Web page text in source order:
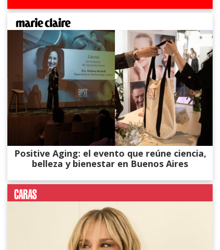
Positive Aging: el evento que reúne ciencia,
belleza y bienestar en Buenos Aires